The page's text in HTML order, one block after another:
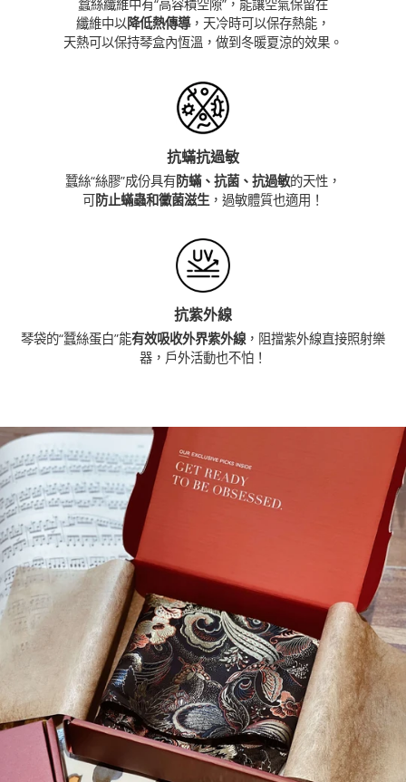
蠶絲纖維中有“高容積空隙”，能讓空氣保留在
纖維中以降低熱傳導，天冷時可以保存熱能，
天熱可以保持琴盒內恆溫，做到冬暖夏涼的效果。
抗蟎抗過敏
蠶絲“絲膠”成份具有防蟎、抗菌、抗過敏的天性，
可防止蟎蟲和黴菌滋生，過敏體質也適用！
抗紫外線
琴袋的“蠶絲蛋白”能有效吸收外界紫外線 ，阻擋紫外線直接照射樂
器，戶外活動也不怕！